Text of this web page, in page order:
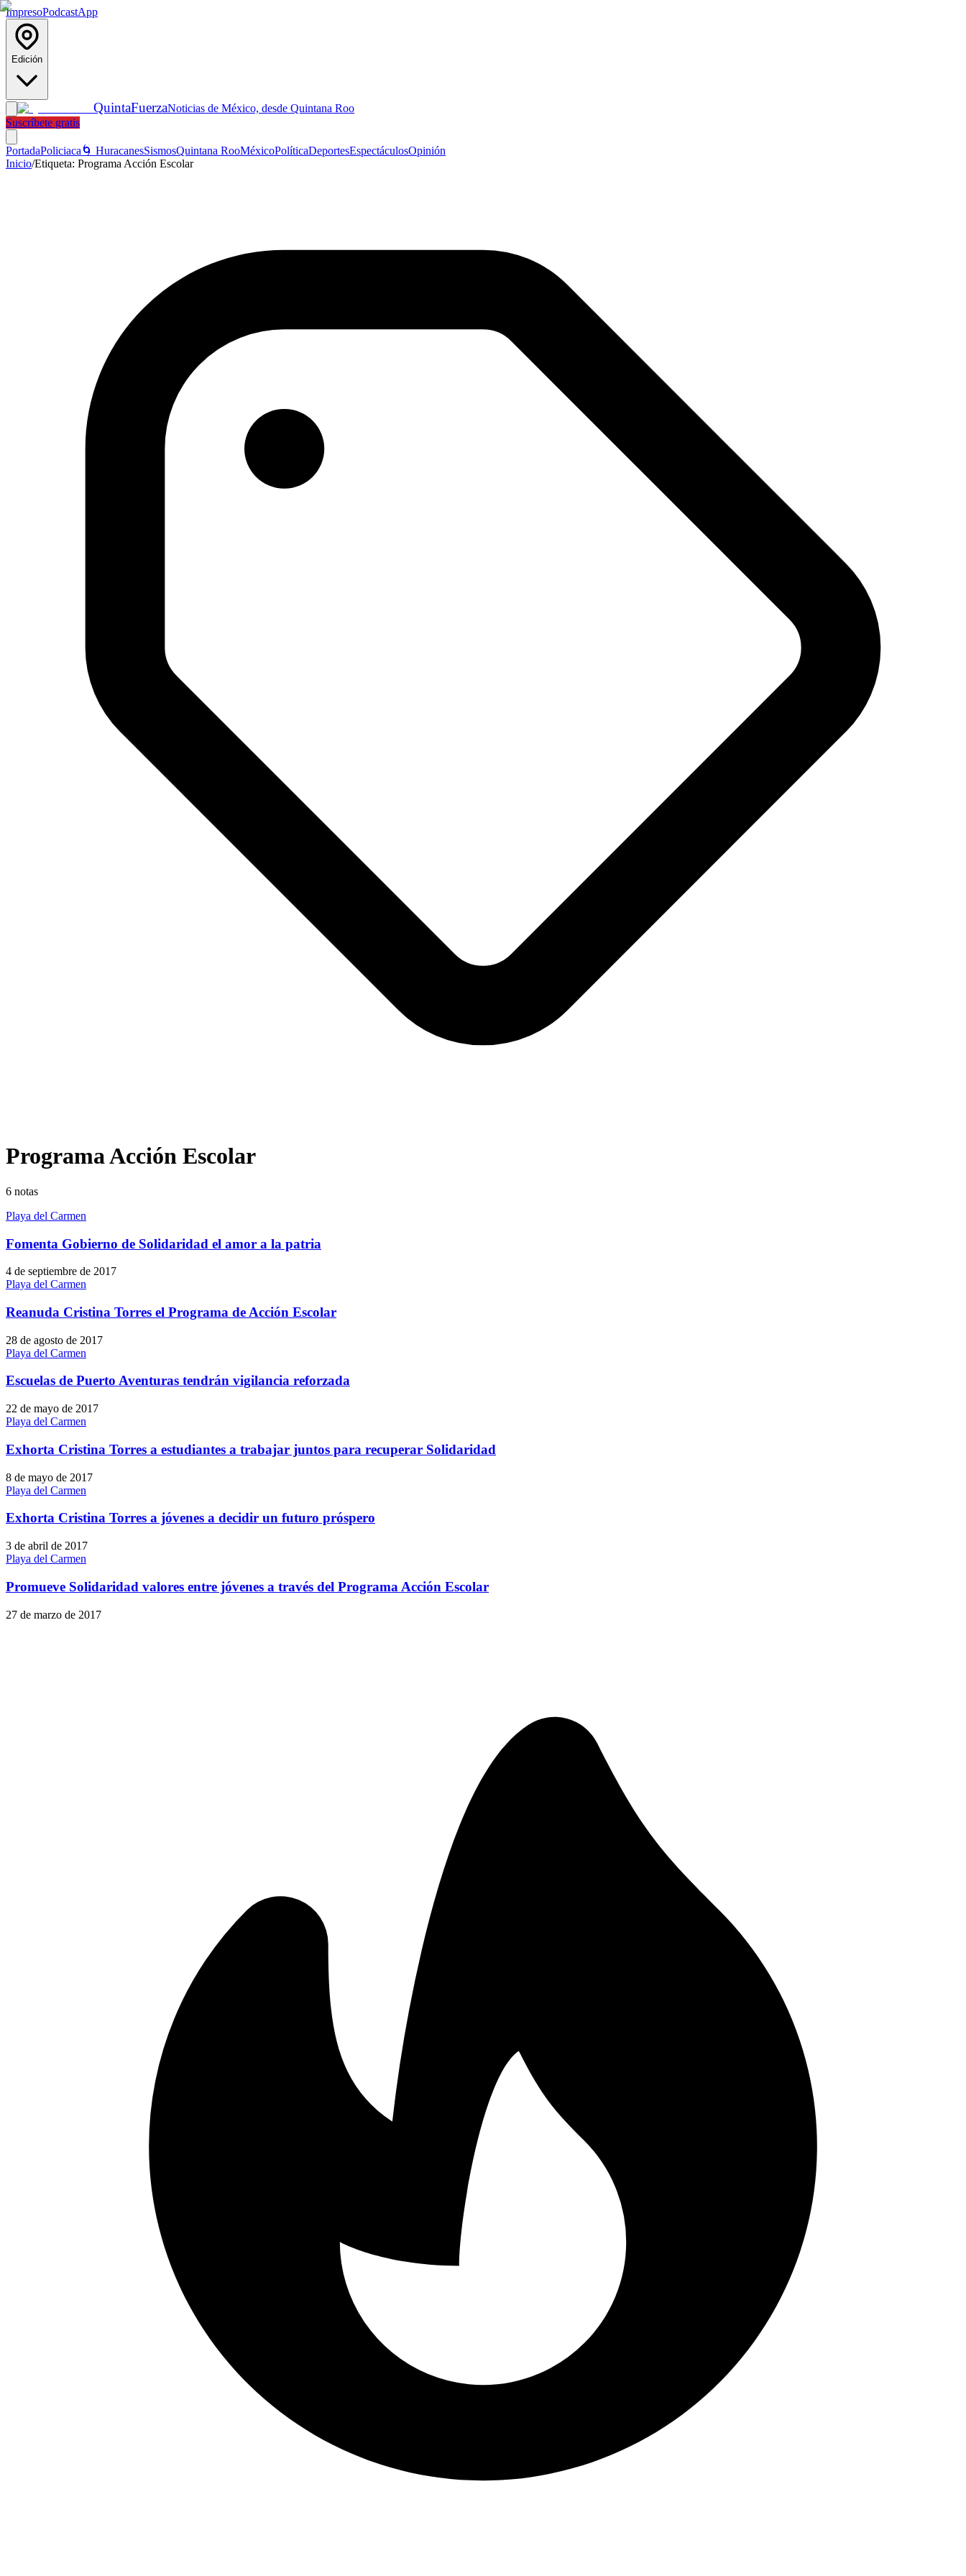
ImpresoPodcastApp
Edición
QuintaFuerzaNoticias de México, desde Quintana Roo
Suscríbete gratis
PortadaPoliciaca 🌀 HuracanesSismosQuintana RooMéxicoPolíticaDeportesEspectáculosOpinión
Inicio/Etiqueta: Programa Acción Escolar
Programa Acción Escolar
6 notas
Playa del Carmen
Fomenta Gobierno de Solidaridad el amor a la patria
4 de septiembre de 2017
Playa del Carmen
Reanuda Cristina Torres el Programa de Acción Escolar
28 de agosto de 2017
Playa del Carmen
Escuelas de Puerto Aventuras tendrán vigilancia reforzada
22 de mayo de 2017
Playa del Carmen
Exhorta Cristina Torres a estudiantes a trabajar juntos para recuperar Solidaridad
8 de mayo de 2017
Playa del Carmen
Exhorta Cristina Torres a jóvenes a decidir un futuro próspero
3 de abril de 2017
Playa del Carmen
Promueve Solidaridad valores entre jóvenes a través del Programa Acción Escolar
27 de marzo de 2017